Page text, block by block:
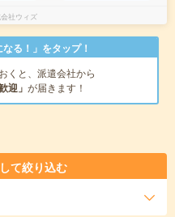
社ウィズ
る！」をタップ！
くと、派遣会社から
迎」 が届きます！
て絞り込む